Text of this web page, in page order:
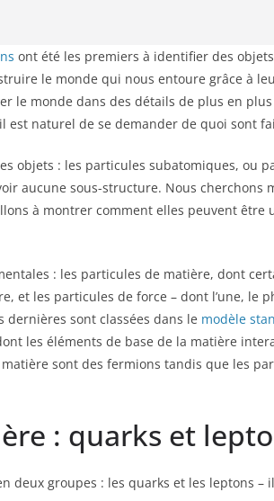
ont été les premiers à identifier des
le monde qui nous entoure grâce à
le monde dans des détails de plus en
est naturel de se demander de quoi sont
objets : les particules subatomiques, ou
aucune sous-structure. Nous cherchons
à montrer comment elles peuvent être
: les particules de matière, dont
et les particules de force – dont l’une, le
sont classées dans le modèle
les éléments de base de la matière
sont des fermions tandis que les
: quarks et
deux groupes : les quarks et les leptons –